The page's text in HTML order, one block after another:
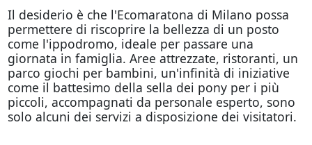
Il desiderio è che l'Ecomaratona di Milano possa
permettere di riscoprire la bellezza di un posto
come l'ippodromo, ideale per passare una
giornata in famiglia. Aree attrezzate, ristoranti, un
parco giochi per bambini, un'infinità di iniziative
come il battesimo della sella dei pony per i più
piccoli, accompagnati da personale esperto, sono
solo alcuni dei servizi a disposizione dei visitatori.